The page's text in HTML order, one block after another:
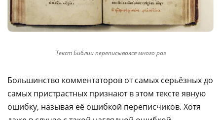
Текст Библии переписывался много раз
Большинство комментаторов от самых серьёзных до
самых пристрастных признают в этом тексте явную
ошибку, называя её ошибкой переписчиков. Хотя